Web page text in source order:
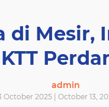
di Mesir,
admin
October 2025 | October 13,